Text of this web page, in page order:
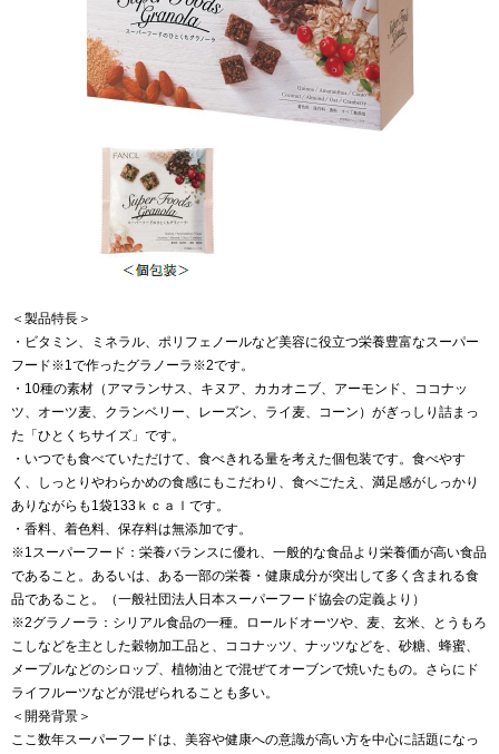
＜製品特長＞
・ビタミン、ミネラル、ポリフェノールなど美容に役立つ栄養豊富なスーパー
フード※1で作ったグラノーラ※2です。
・10種の素材（アマランサス、キヌア、カカオニブ、アーモンド、ココナッ
ツ、オーツ麦、クランベリー、レーズン、ライ麦、コーン）がぎっしり詰まっ
た「ひとくちサイズ」です。
・いつでも食べていただけて、食べきれる量を考えた個包装です。食べやす
く、しっとりやわらかめの食感にもこだわり、食べごたえ、満足感がしっかり
ありながらも1袋133ｋｃａｌです。
・香料、着色料、保存料は無添加です。
※1スーパーフード：栄養バランスに優れ、一般的な食品より栄養価が高い食品
であること。あるいは、ある一部の栄養・健康成分が突出して多く含まれる食
品であること。（一般社団法人日本スーパーフード協会の定義より）
※2グラノーラ：シリアル食品の一種。ロールドオーツや、麦、玄米、とうもろ
こしなどを主とした穀物加工品と、ココナッツ、ナッツなどを、砂糖、蜂蜜、
メープルなどのシロップ、植物油とで混ぜてオーブンで焼いたもの。さらにド
ライフルーツなどが混ぜられることも多い。
＜開発背景＞
ここ数年スーパーフードは、美容や健康への意識が高い方を中心に話題になっ